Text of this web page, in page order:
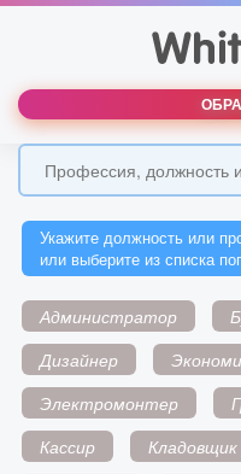
Укажите должность или
или выберите из списка
Администратор
Дизайнер
Электромонтер
Кассир
Кладовщик